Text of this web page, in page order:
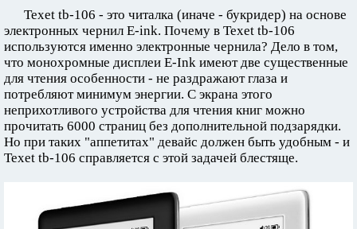
Texet tb-106 - это читалка (иначе - букридер) на основе
электронных чернил E-ink. Почему в Texet tb-106
используются именно электронные чернила? Дело в том,
что монохромные дисплеи E-Ink имеют две существенные
для чтения особенности - не раздражают глаза и
потребляют минимум энергии. С экрана этого
неприхотливого устройства для чтения книг можно
прочитать 6000 страниц без дополнительной подзарядки.
Но при таких "аппетитах" девайс должен быть удобным - и
Texet tb-106 справляется с этой задачей блестяще.